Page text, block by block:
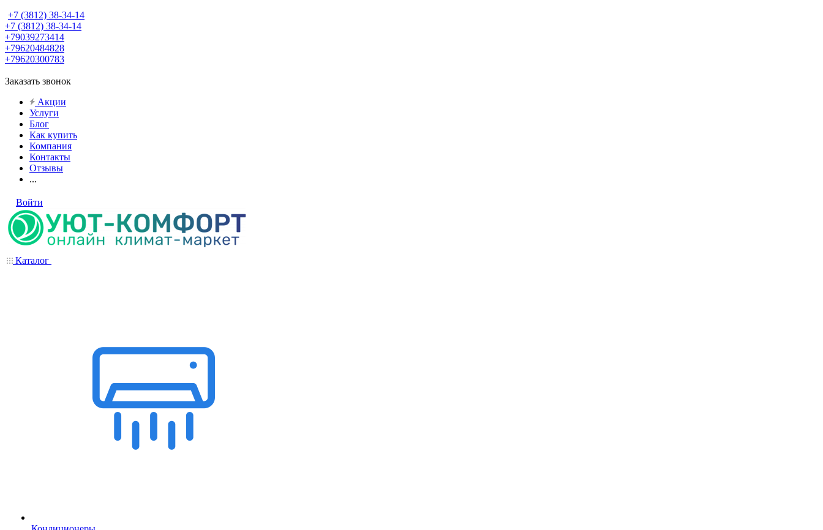
+7 (3812) 38-34-14
+7 (3812) 38-34-14
+79039273414
+79620484828
+79620300783
Заказать звонок
Акции
Услуги
Блог
Как купить
Компания
Контакты
Отзывы
...
Войти
Каталог